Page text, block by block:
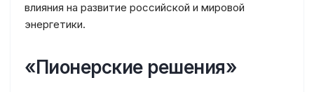
влияния на развитие российской и мировой
энергетики.
«Пионерские решения»